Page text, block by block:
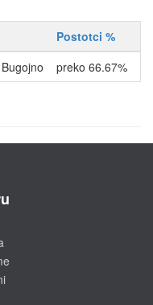
Postotci %
preko 66.67%